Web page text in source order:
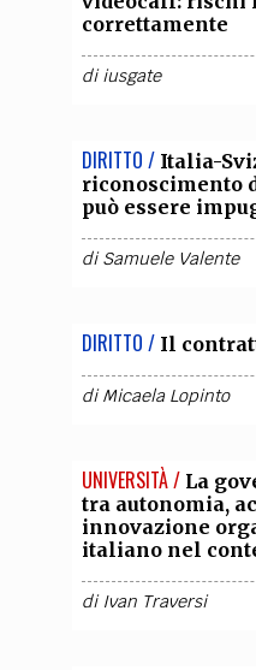
correttamente
diiusgate
DIRITTO / Italia-
riconoscimento
può essere
diSamuele Valente
DIRITTO / Il
diMicaela Lopinto
UNIVERSITÀ / La
tra autonomia,
innovazione
italiano nel
di Ivan Traversi